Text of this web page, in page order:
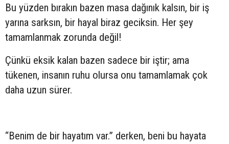
Bu yüzden bırakın bazen masa dağınık kalsın, bir iş
yarına sarksın, bir hayal biraz geciksin. Her şey
tamamlanmak zorunda değil!
Çünkü eksik kalan bazen sadece bir iştir; ama
tükenen, insanın ruhu olursa onu tamamlamak çok
daha uzun sürer.
“Benim de bir hayatım var.” derken, beni bu hayata